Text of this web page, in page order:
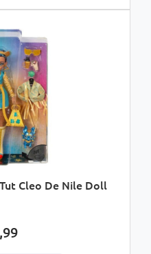
Cleo De Nile Doll